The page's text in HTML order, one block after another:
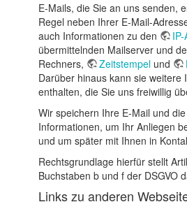
E-Mails, die Sie an uns senden,
Regel neben Ihrer E-Mail-
auch Informationen zu den
übermittelnden Mailserver und
Rechners,
Zeitstempel und
Darüber hinaus kann sie weitere
enthalten, die Sie uns freiwillig
Wir speichern Ihre E-Mail und
Informationen, um Ihr Anliegen
und um später mit Ihnen in
Rechtsgrundlage hierfür stellt
Buchstaben b und f der DSGVO
Links zu anderen